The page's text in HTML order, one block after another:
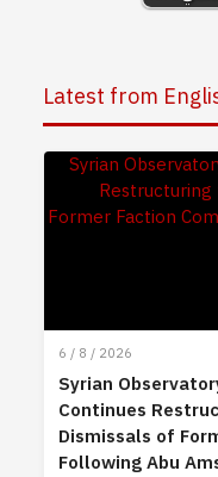
Latest from
6 / 8 / 2026
Syrian
Continues
Dismissals of
Following Abu